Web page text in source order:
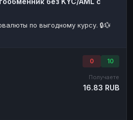
USD Наличные USD
по выгодному курсу. 🔒💱
0 10
Получаете
16.83 RUB